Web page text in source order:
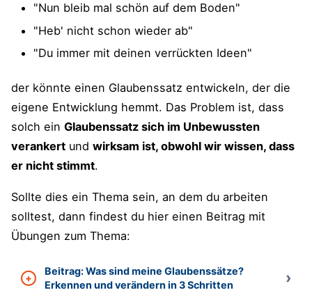
"Nun bleib mal schön auf dem Boden"
"Heb' nicht schon wieder ab"
"Du immer mit deinen verrückten Ideen"
der könnte einen Glaubenssatz entwickeln, der die
eigene Entwicklung hemmt. Das Problem ist, dass
solch ein Glaubenssatz sich im Unbewussten
verankert und wirksam ist, obwohl wir wissen, dass
er nicht stimmt.
Sollte dies ein Thema sein, an dem du arbeiten
solltest, dann findest du hier einen Beitrag mit
Übungen zum Thema:
Beitrag: Was sind meine Glaubenssätze?
Erkennen und verändern in 3 Schritten